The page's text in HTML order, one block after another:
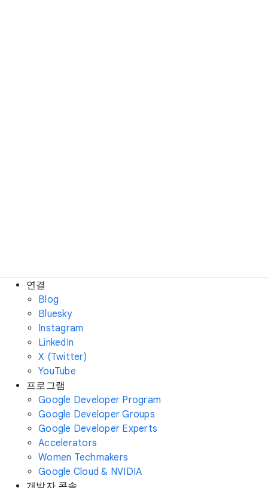
연결
Blog
Bluesky
Instagram
LinkedIn
X (Twitter)
YouTube
프로그램
Google Developer Program
Google Developer Groups
Google Developer Experts
Accelerators
Women Techmakers
Google Cloud & NVIDIA